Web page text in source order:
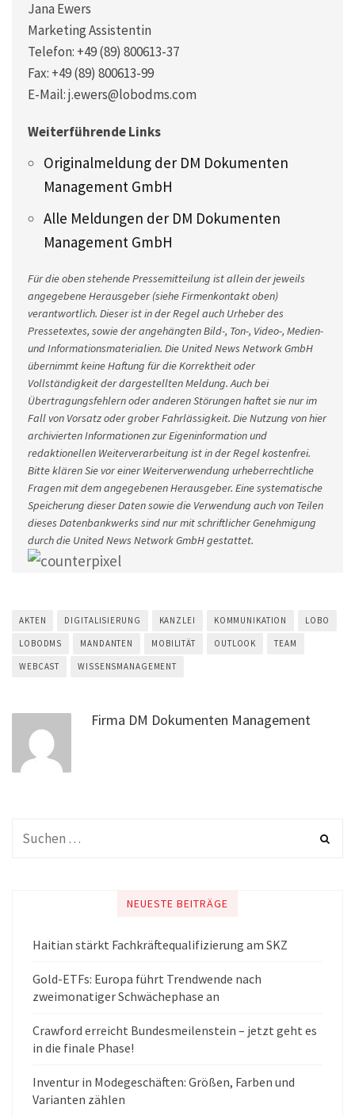
Jana Ewers
Marketing Assistentin
Telefon: +49 (89) 800613-37
Fax: +49 (89) 800613-99
E-Mail: j.ewers@lobodms.com
Weiterführende Links
Originalmeldung der DM Dokumenten
Management GmbH
Alle Meldungen der DM Dokumenten
Management GmbH
Für die oben stehende Pressemitteilung ist allein der jeweils
angegebene Herausgeber (siehe Firmenkontakt oben)
verantwortlich. Dieser ist in der Regel auch Urheber des
Pressetextes, sowie der angehängten Bild-, Ton-, Video-, Medien-
und Informationsmaterialien. Die United News Network GmbH
übernimmt keine Haftung für die Korrektheit oder
Vollständigkeit der dargestellten Meldung. Auch bei
Übertragungsfehlern oder anderen Störungen haftet sie nur im
Fall von Vorsatz oder grober Fahrlässigkeit. Die Nutzung von hier
archivierten Informationen zur Eigeninformation und
redaktionellen Weiterverarbeitung ist in der Regel kostenfrei.
Bitte klären Sie vor einer Weiterverwendung urheberrechtliche
Fragen mit dem angegebenen Herausgeber. Eine systematische
Speicherung dieser Daten sowie die Verwendung auch von Teilen
dieses Datenbankwerks sind nur mit schriftlicher Genehmigung
durch die United News Network GmbH gestattet.
AKTEN DIGITALISIERUNG KANZLEI KOMMUNIKATION LOBO
LOBODMS MANDANTEN MOBILITÄT OUTLOOK TEAM
WEBCAST WISSENSMANAGEMENT
Firma DM Dokumenten Management
NEUESTE BEITRÄGE
Haitian stärkt Fachkräftequalifizierung am SKZ
Gold-ETFs: Europa führt Trendwende nach
zweimonatiger Schwächephase an
Crawford erreicht Bundesmeilenstein – jetzt geht es
in die finale Phase!
Inventur in Modegeschäften: Größen, Farben und
Varianten zählen